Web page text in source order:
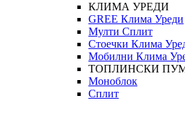
КЛИМА УРЕДИ
GREE Клима Уреди
Мулти Сплит
Стоечки Клима
Мобилни Клима
ТОПЛИНСКИ
Моноблок
Сплит